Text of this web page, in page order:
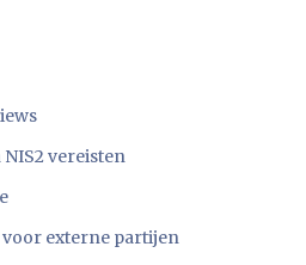
vereisten
externe partijen